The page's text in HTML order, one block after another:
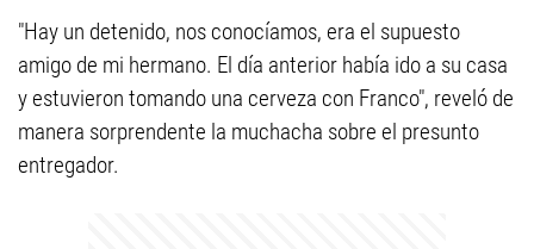
"Hay un detenido, nos conocíamos, era el supuesto
amigo de mi hermano. El día anterior había ido a su casa
y estuvieron tomando una cerveza con Franco", reveló de
manera sorprendente la muchacha sobre el presunto
entregador.